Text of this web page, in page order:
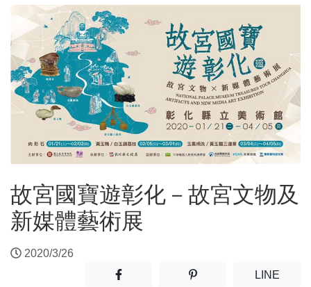
故宮國寶遊彰化－故宮文物及
新媒體藝術展
2020/3/26
分享至facebook(另開新視窗)
分享至噗浪(另開新視窗)
LINE(另開